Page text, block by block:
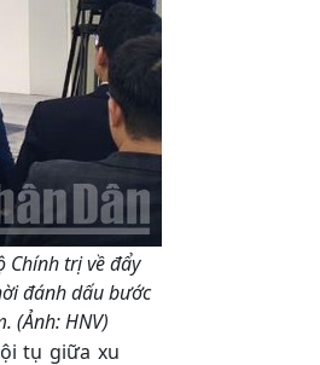
Chính trị về đẩy
đánh dấu bước
(Ảnh: HNV)
tụ giữa xu